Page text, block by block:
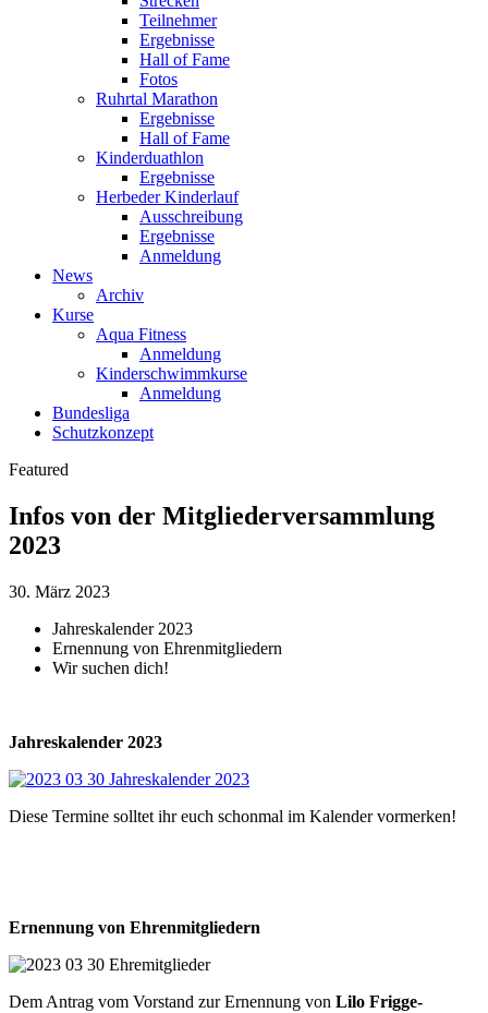
Teilnehmer
Ergebnisse
Hall of Fame
Fotos
Ruhrtal Marathon
Ergebnisse
Hall of Fame
Kinderduathlon
Ergebnisse
Herbeder Kinderlauf
Ausschreibung
Ergebnisse
Anmeldung
News
Archiv
Kurse
Aqua Fitness
Anmeldung
Kinderschwimmkurse
Anmeldung
Bundesliga
Schutzkonzept
Featured
Infos von der Mitgliederversammlung
2023
30. März 2023
Jahreskalender 2023
Ernennung von Ehrenmitgliedern
Wir suchen dich!
Jahreskalender 2023
Diese Termine solltet ihr euch schonmal im Kalender vormerken!
Ernennung von Ehrenmitgliedern
Dem Antrag vom Vorstand zur Ernennung von Lilo Frigge-